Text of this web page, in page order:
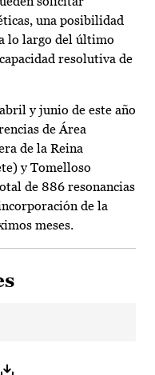
una posibilidad
lo largo del último
resolutiva de
y junio de este año
de Área
de la Reina
y Tomelloso
de 886 resonancias
de la
meses.